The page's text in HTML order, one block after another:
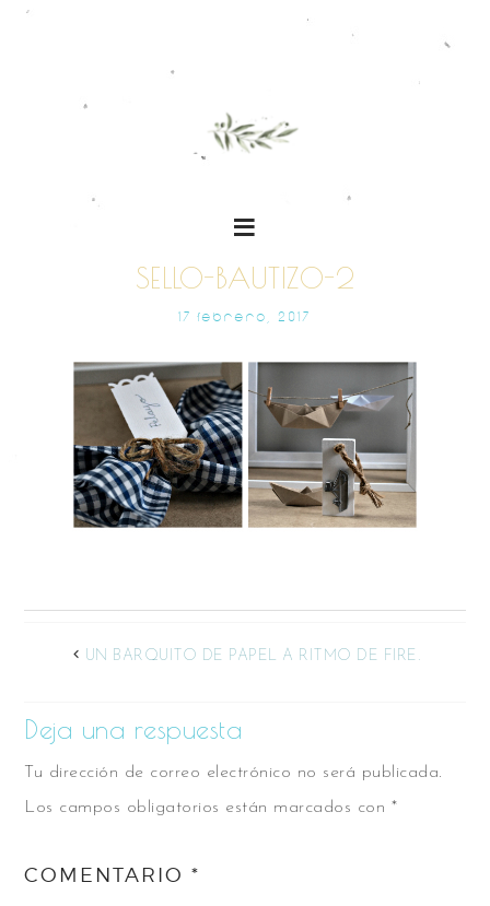
SELLO-BAUTIZO-2
17 FEBRERO, 2017
UN BARQUITO DE PAPEL A RITMO DE FIRE.
Deja una respuesta
Tu dirección de correo electrónico no será publicada.
Los campos obligatorios están marcados con *
COMENTARIO*